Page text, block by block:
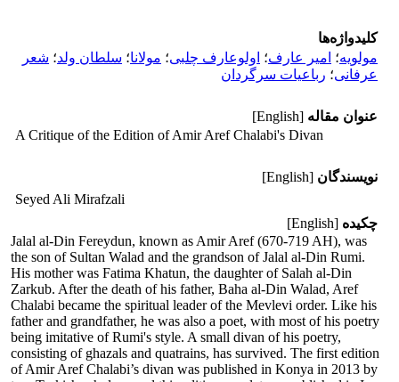
کلیدواژه‌ها
مولویه؛ امیر عارف؛ اولوعارف چلبی؛ مولانا؛ سلطان ولد؛ شعر
عرفانی؛ رباعیات سرگردان
عنوان مقاله [English]
A Critique of the Edition of Amir Aref Chalabi's Divan
نویسندگان [English]
Seyed Ali Mirafzali
چکیده [English]
Jalal al-Din Fereydun, known as Amir Aref (670-719 AH), was
the son of Sultan Walad and the grandson of Jalal al-Din Rumi.
His mother was Fatima Khatun, the daughter of Salah al-Din
Zarkub. After the death of his father, Baha al-Din Walad, Aref
Chalabi became the spiritual leader of the Mevlevi order. Like his
father and grandfather, he was also a poet, with most of his poetry
being imitative of Rumi's style. A small divan of his poetry,
consisting of ghazals and quatrains, has survived. The first edition
of Amir Aref Chalabi’s divan was published in Konya in 2013 by